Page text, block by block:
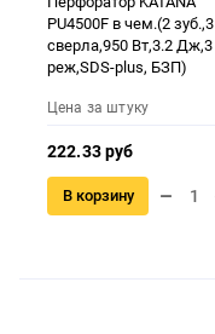
PU4500F в чем.(2 зуб.,3
сверла,950 Вт,3.2 Дж,3
реж,SDS-plus, БЗП)
Цена за штуку
222.33 руб
В корзину